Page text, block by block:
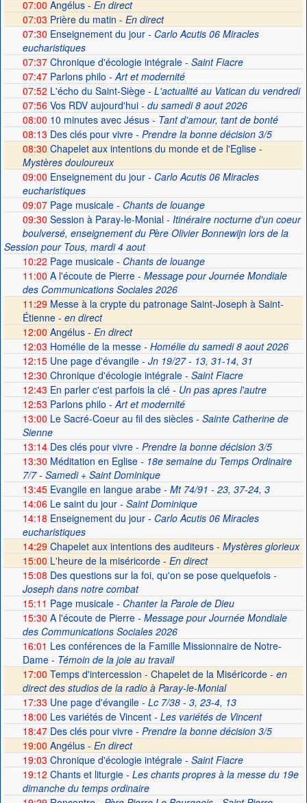
07:00 Angélus - En direct
07:03 Prière du matin - En direct
07:30 Enseignement du jour- Carlo Acutis 06 Miracles
eucharistiques
07:37Chronique d'écologie intégrale- Saint Fiacre
07:47Parlons philo - Art et modernité
07:52 L'écho du Saint-Siège- L'actualité au Vatican du vendredi
07:56Vos RDV aujourd'hui- du samedi 8 aout 2026
08:00 10 minutes avec Jésus- Tant d'amour, tant de bonté
08:13 Des clés pour vivre- Prendre la bonne décision 3/5
08:30 Chapelet aux intentions du monde et de l'Eglise -
Mystères douloureux
09:00 Enseignement du jour- Carlo Acutis 06 Miracles
eucharistiques
09:07Page musicale- Chants de louange
09:30 Session à Paray-le-Monial- Itinéraire nocturne d'un coeur
boulversé, enseignement du Père Olivier Bonnewijn lors de la
Session pour Tous, mardi 4 aout
10:22 Page musicale- Chants de louange
11:00 A l'écoute de Pierre- Message pour Journée Mondiale
des Communications Sociales 2026
11:29 Messe à la crypte du patronage Saint-Joseph à Saint-
Étienne - en direct
12:00 Angélus - En direct
12:03 Homélie de la messe- Homélie du samedi 8 aout 2026
12:15Une page d'évangile- Jn 19/27 - 13, 31-14, 31
12:30 Chronique d'écologie intégrale- Saint Fiacre
12:43 En parler c'est parfois la clé- Un pas apres l'autre
12:53 Parlons philo - Art et modernité
13:00 Le Sacré-Coeur au fil des siècles- Sainte Catherine de
Sienne
13:14Des clés pour vivre- Prendre la bonne décision 3/5
13:30 Méditation en Eglise- 18e semaine du Temps Ordinaire
7/7 - Samedi + Saint Dominique
13:45Evangile en langue arabe- Mt 74/91 - 23, 37-24, 3
14:06Le saint du jour- Saint Dominique
14:18 Enseignement du jour- Carlo Acutis 06 Miracles
eucharistiques
14:29 Chapelet aux intentions des auditeurs - Mystères glorieux
15:00 L'heure de la miséricorde - En direct
15:08 Des questions sur la foi, qu'on se pose quelquefois-
Joseph dans notre combat
15:11 Page musicale- Chanter la Parole de Dieu
15:30 A l'écoute de Pierre- Message pour Journée Mondiale
des Communications Sociales 2026
16:01 Les conférences de la Famille Missionnaire de Notre-
Dame- Témoin de la joie au travail
17:00 Temps d'intercession - Chapelet de la Miséricorde - en
direct des studios de la radio à Paray-le-Monial
17:33 Une page d'évangile- Lc 7/38 - 3, 23-4, 13
18:00 Les variétés de Vincent- Les variétés de Vincent
18:47Des clés pour vivre- Prendre la bonne décision 3/5
19:00 Angélus - En direct
19:03 Chronique d'écologie intégrale- Saint Fiacre
19:12 Chants et liturgie- Les chants propres à la messe du 19e
dimanche du temps ordinaire